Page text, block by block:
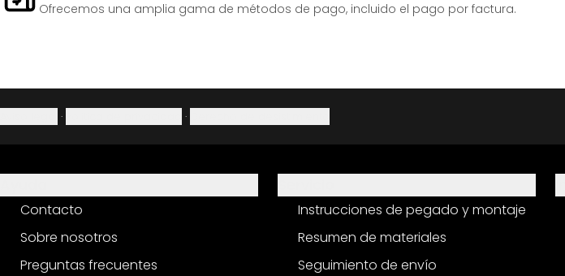
Ofrecemos una amplia gama de métodos de pago, incluido el pago por factura.
· ·
Contacto
Sobre nosotros
Preguntas frecuentes
Instrucciones de pegado y montaje
Resumen de materiales
Seguimiento de envío